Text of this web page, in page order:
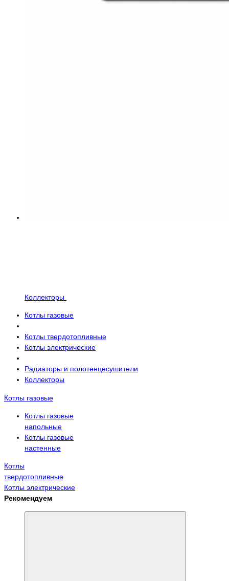
Коллекторы
Котлы газовые
Котлы твердотопливные
Котлы электрические
Радиаторы и полотенцесушители
Коллекторы
Котлы газовые
Котлы газовые
напольные
Котлы газовые
настенные
Котлы
твердотопливные
Котлы электрические
Рекомендуем